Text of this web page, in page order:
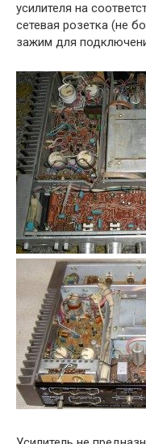
усилителя на
сетевая розетка (не
зажим для